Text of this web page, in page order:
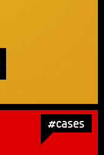
#cases